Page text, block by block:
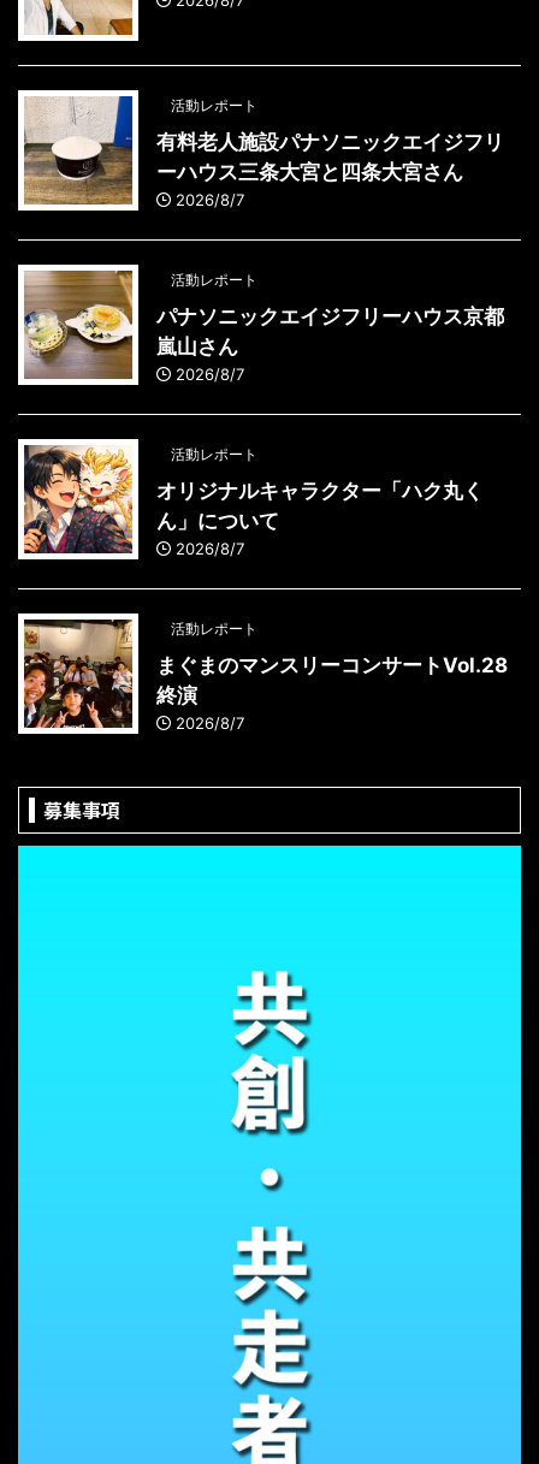
活動レポート
有料老人施設パナソニックエイジフリ
ーハウス三条大宮と四条大宮さん
2026/8/7
活動レポート
パナソニックエイジフリーハウス京都
嵐山さん
2026/8/7
活動レポート
オリジナルキャラクター「ハク丸く
ん」について
2026/8/7
活動レポート
まぐまのマンスリーコンサートVol.28
終演
2026/8/7
募集事項